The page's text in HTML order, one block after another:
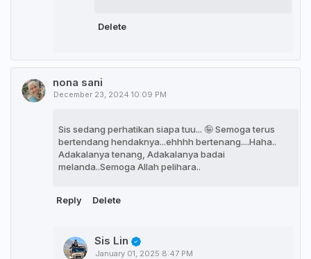
Delete
nona sani
December 23, 2024 10:09 PM
Sis sedang perhatikan siapa tuu... 🤪 Semoga terus
bertendang hendaknya...ehhhh bertenang....Haha..
Adakalanya tenang, Adakalanya badai
melanda..Semoga Allah pelihara..
Reply Delete
Sis Lin
January 01, 2025 8:47 PM